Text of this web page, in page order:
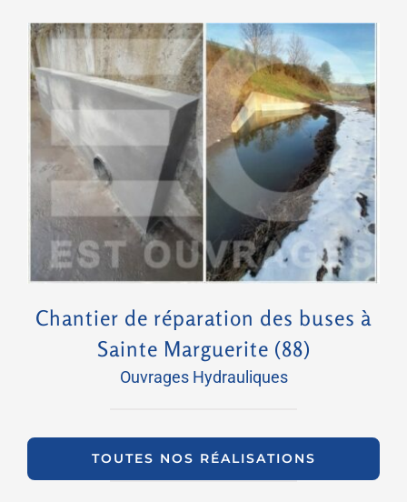
Chantier de réparation des buses à
Sainte Marguerite (88)
Ouvrages Hydrauliques
TOUTES NOS RÉALISATIONS